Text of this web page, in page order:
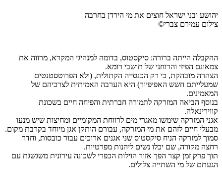
יהושע ובני ישראל חוצים את מי הירדן בחרבה
צילום עמירם צברי©
ההקבלה הייתה ברורה: סיקסטוס, בדומה למנהיגי המקרא, מרווה את
צמאונם הפיזי והרוחני של תושבי רומא.
הצהרה מובהקת, כי רק הכנסייה הקתולית, (ולא הפרוטסטנטים
שמעלייתם חשש האפיפיור) היא הערבה האמיתית לצרכיהם של
המאמינים.
בנוסף הביאה המזרקה לתמורה חברתית והפיחה חיים בשכונת
קווירינאלה.
אגני המזרקה שימשו מאגרי מים לרווחת המקומיים ומחיצות שיש מנעו
מבעלי חיים לזהם את מי המזרקה, עבורם הותקן אגן מיוחד בקרבת מקום.
סמוך למזרקה הניח סיקסטוס שני אגנים ארוכים עבור כובסות, וחדר
רחצה מקורה, שם יכלו נשים ליהנות מפרטיות.
תוך פרק זמן קצר הפך אזור הוילות הכפרי לשכונה עירונית משגשגת עם
הגעתם של מי השתייה צלולים.